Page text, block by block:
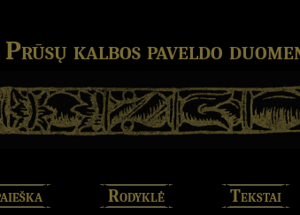
Prūsų kalbos paveldo
Rodyklė Tekstai